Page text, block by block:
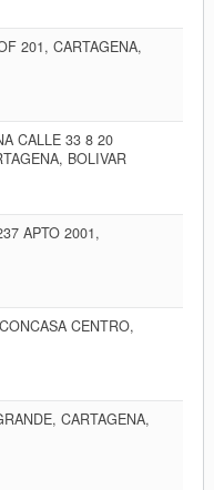
201, CARTAGENA,
CALLE 33 8 20
BOLIVAR
APTO 2001,
CENTRO,
CARTAGENA,